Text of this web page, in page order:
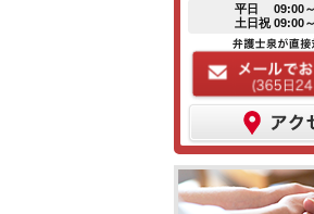
平日 09:00
土日祝 09:00